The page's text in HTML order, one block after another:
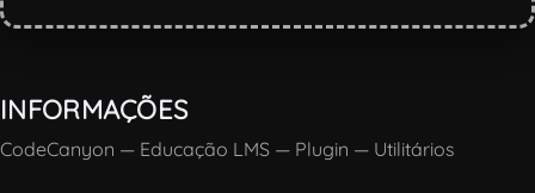
INFORMAÇÕES
CodeCanyon — Educação LMS — Plugin — Utilitários